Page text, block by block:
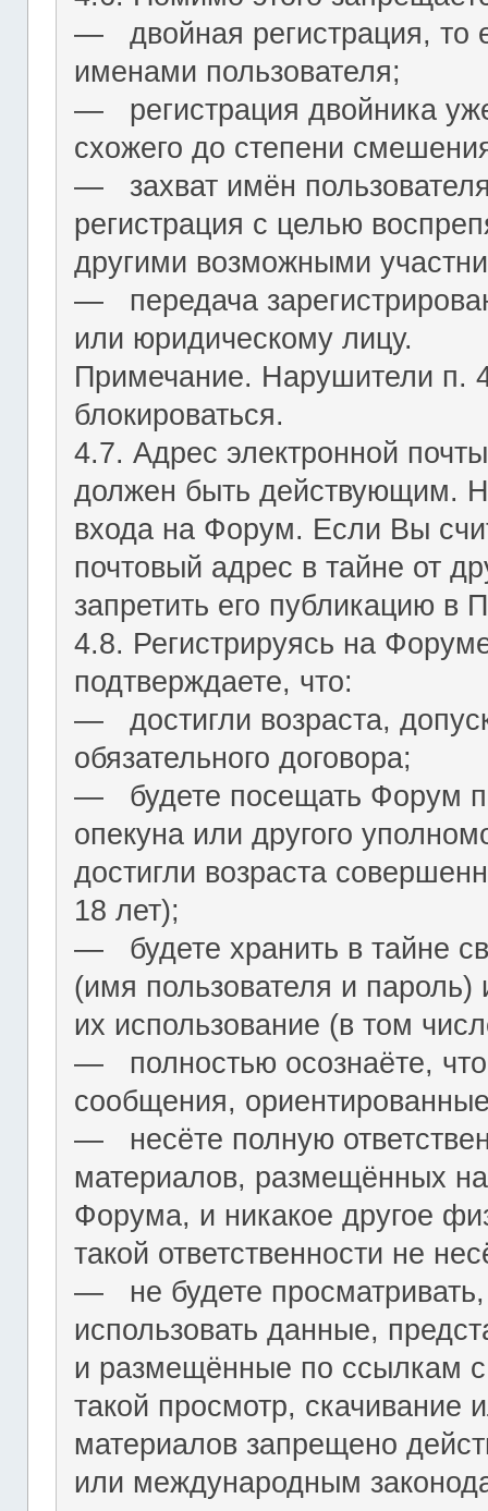
― двойная регистрация, то
именами пользователя;
― регистрация двойника
схожего до степени
― захват имён пользователя
регистрация с целью
другими возможными
― передача
или юридическому лицу.
Примечание. Нарушители п.
блокироваться.
4.7. Адрес электронной
должен быть действующим.
входа на Форум. Если Вы
почтовый адрес в тайне от
запретить его публикацию в
4.8. Регистрируясь на
подтверждаете, что:
― достигли возраста,
обязательного договора;
― будете посещать Форум
опекуна или другого
достигли возраста
18 лет);
― будете хранить в тайне
(имя пользователя и пароль)
их использование (в том
― полностью осознаёте,
сообщения,
― несёте полную
материалов, размещённых
Форума, и никакое другое
такой ответственности не
― не будете
использовать данные,
и размещённые по ссылкам
такой просмотр, скачивание
материалов запрещено
или международным